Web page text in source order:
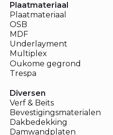
Plaatmateriaal
Plaatmateriaal
OSB
MDF
Underlayment
Multiplex
Oukome gegrond
Trespa
Diversen
Verf & Beits
Bevestigingsmaterialen
Dakbedekking
Damwandplaten